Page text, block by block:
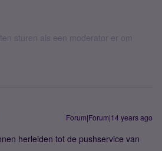
sturen als een moderator er om
Forum|Forum|14 years ago
herleiden tot de pushservice van